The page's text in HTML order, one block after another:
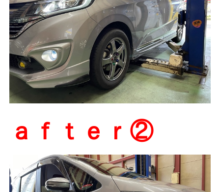
ａｆｔｅｒ②